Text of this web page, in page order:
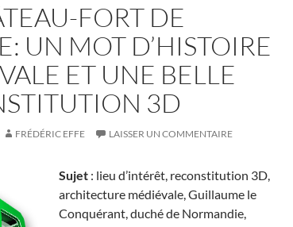
FORT DE
UN MOT D’HISTOIRE
ET UNE BELLE
3D
FRÉDÉRIC EFFE LAISSER UN COMMENTAIRE
Sujet : lieu d’intérêt, reconstitution 3D,
architecture médiévale, Guillaume le
Conquérant, duché de Normandie,